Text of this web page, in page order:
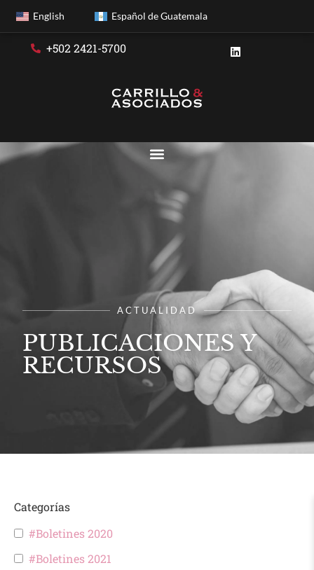
English Español de Guatemala
+502 2421-5700
ACTUALIDAD
PUBLICACIONES Y
RECURSOS
Categorías
#Boletines 2020
#Boletines 2021